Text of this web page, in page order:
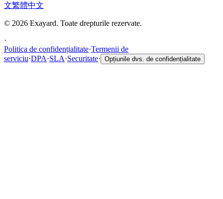
文繁體中文
© 2026 Exayard. Toate drepturile rezervate.
·
Politica de confidențialitate·Termenii de
serviciu·DPA·SLA·Securitate· Opțiunile dvs. de confidențialitate